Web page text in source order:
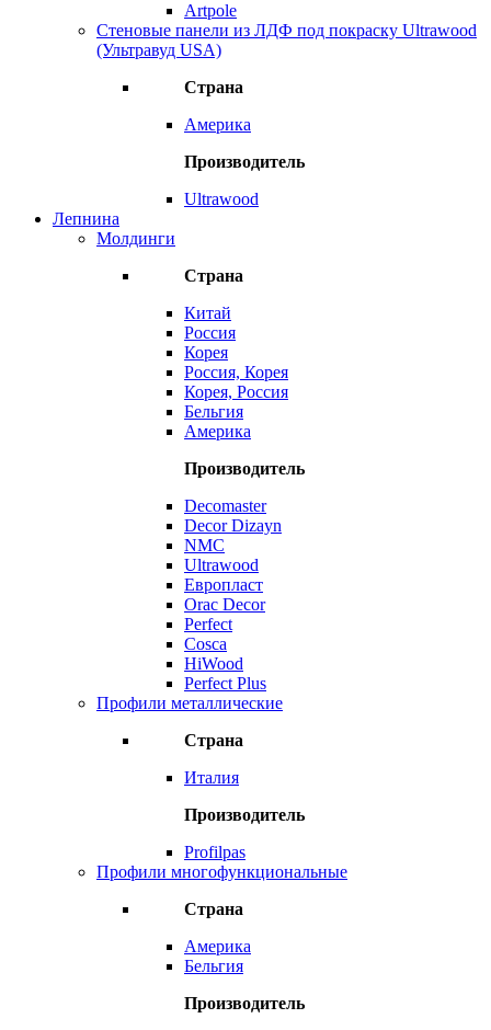
Artpole
Стеновые панели из ЛДФ под покраску Ultrawood
(Ультравуд USA)
Страна
Америка
Производитель
Ultrawood
Лепнина
Молдинги
Страна
Китай
Россия
Корея
Россия, Корея
Корея, Россия
Бельгия
Америка
Производитель
Decomaster
Decor Dizayn
NMC
Ultrawood
Европласт
Orac Decor
Perfect
Cosca
HiWood
Perfect Plus
Профили металлические
Страна
Италия
Производитель
Profilpas
Профили многофункциональные
Страна
Америка
Бельгия
Производитель